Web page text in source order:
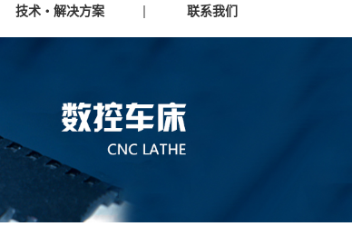
技术・解决方案 联系我们